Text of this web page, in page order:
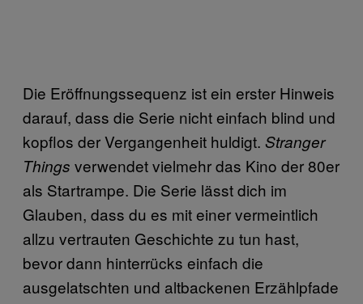
Die Eröffnungssequenz ist ein erster Hinweis
darauf, dass die Serie nicht einfach blind und
kopflos der Vergangenheit huldigt. Stranger
Things verwendet vielmehr das Kino der 80er
als Startrampe. Die Serie lässt dich im
Glauben, dass du es mit einer vermeintlich
allzu vertrauten Geschichte zu tun hast,
bevor dann hinterrücks einfach die
ausgelatschten und altbackenen Erzählpfade